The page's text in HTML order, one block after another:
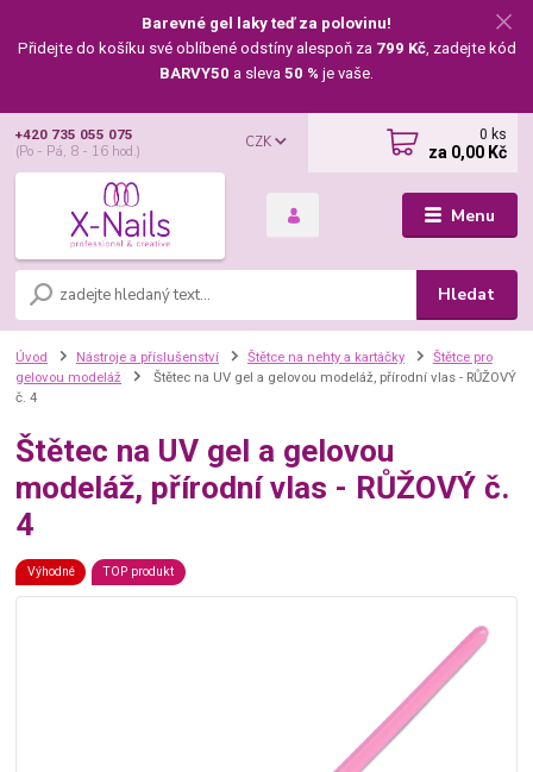
Barevné gel laky teď za polovinu!
Přidejte do košíku své oblíbené odstíny alespoň za 799 Kč, zadejte kód
BARVY50 a sleva 50 % je vaše.
Menu
CZK
Hledat
+420 735 055 075
(Po - Pá, 8 - 16 hod.)
0 ks
za 0,00 Kč
Úvod Nástroje a příslušenství Štětce na nehty a kartáčky
Štětce pro
gelovou modeláž
Štětec na UV gel a gelovou modeláž, přírodní vlas - RŮŽOVÝ
č. 4
Štětec na UV gel a gelovou
modeláž, přírodní vlas - RŮŽOVÝ č.
4
Výhodné TOP produkt